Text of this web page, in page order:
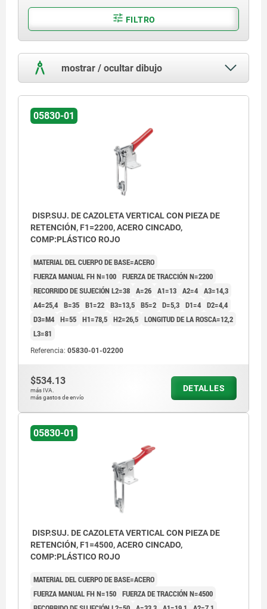
FILTRO
mostrar / ocultar dibujo
05830-01
DISP.SUJ. DE CAZOLETA VERTICAL CON PIEZA DE
RETENCIÓN, F1=2200, ACERO CINCADO,
COMP:PLÁSTICO ROJO
MATERIAL DEL CUERPO DE BASE=ACERO
FUERZA MANUAL FH N=100 FUERZA DE TRACCIÓN N=2200
RECORRIDO DE SUJECIÓN L2=38 A=26 A1=13 A2=4 A3=14,3
A4=25,4 B=35 B1=22 B3=13,5 B5=2 D=5,3 D1=4 D2=4,4
D3=M4 H=55 H1=78,5 H2=26,5 LONGITUD DE LA ROSCA=12,2
L3=81
Referencia: 05830-01-02200
$534.13
más IVA.
más gastos de envío
DETALLES
05830-01
DISP.SUJ. DE CAZOLETA VERTICAL CON PIEZA DE
RETENCIÓN, F1=4500, ACERO CINCADO,
COMP:PLÁSTICO ROJO
MATERIAL DEL CUERPO DE BASE=ACERO
FUERZA MANUAL FH N=150 FUERZA DE TRACCIÓN N=4500